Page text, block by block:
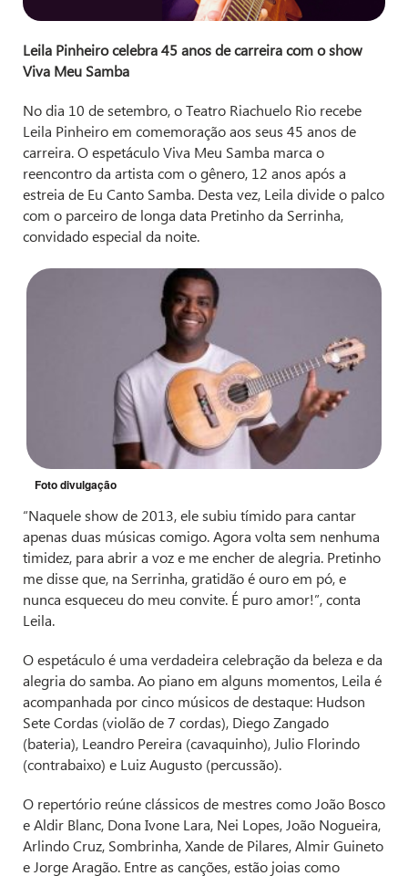
Leila Pinheiro celebra 45 anos de carreira com o show
Viva Meu Samba
No dia 10 de setembro, o Teatro Riachuelo Rio recebe
Leila Pinheiro em comemoração aos seus 45 anos de
carreira. O espetáculo Viva Meu Samba marca o
reencontro da artista com o gênero, 12 anos após a
estreia de Eu Canto Samba. Desta vez, Leila divide o palco
com o parceiro de longa data Pretinho da Serrinha,
convidado especial da noite.
Foto divulgação
“Naquele show de 2013, ele subiu tímido para cantar
apenas duas músicas comigo. Agora volta sem nenhuma
timidez, para abrir a voz e me encher de alegria. Pretinho
me disse que, na Serrinha, gratidão é ouro em pó, e
nunca esqueceu do meu convite. É puro amor!”, conta
Leila.
O espetáculo é uma verdadeira celebração da beleza e da
alegria do samba. Ao piano em alguns momentos, Leila é
acompanhada por cinco músicos de destaque: Hudson
Sete Cordas (violão de 7 cordas), Diego Zangado
(bateria), Leandro Pereira (cavaquinho), Julio Florindo
(contrabaixo) e Luiz Augusto (percussão).
O repertório reúne clássicos de mestres como João Bosco
e Aldir Blanc, Dona Ivone Lara, Nei Lopes, João Nogueira,
Arlindo Cruz, Sombrinha, Xande de Pilares, Almir Guineto
e Jorge Aragão. Entre as canções, estão joias como